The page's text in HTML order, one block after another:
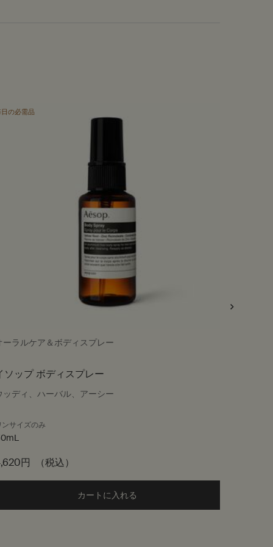
ディスプレー to cart
の必需品
ーラルケア＆ボディスプレー
ソップ ボディスプレー
ッディ、ハーバル、アーシー
ンサイズのみ
円 （税込）
カートに入れる